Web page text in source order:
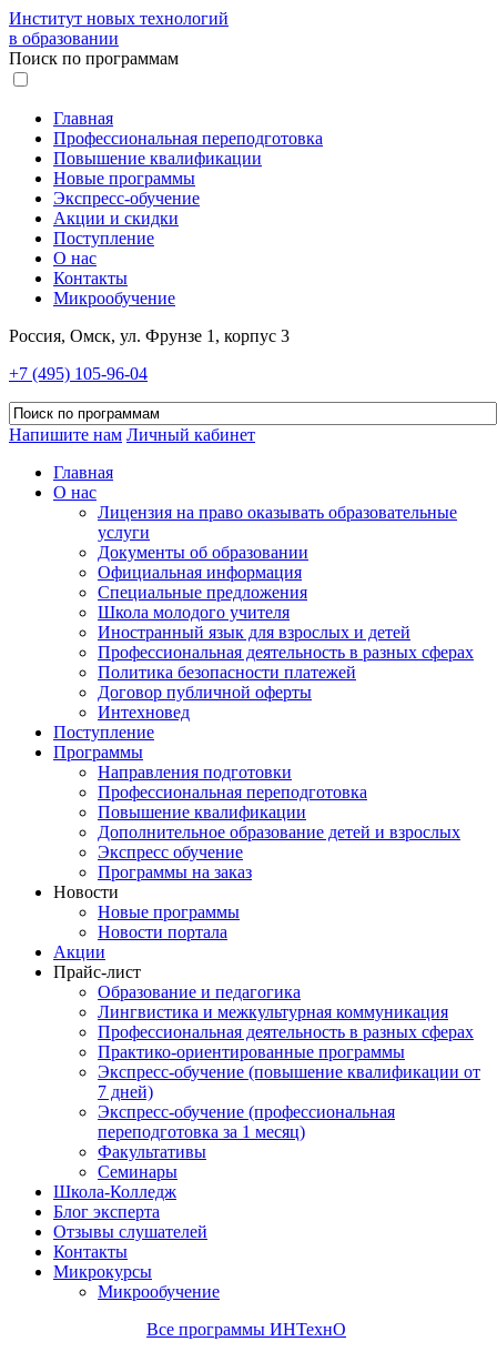
Институт новых технологий
в образовании
Поиск по программам
Главная
Профессиональная переподготовка
Повышение квалификации
Новые программы
Экспресс-обучение
Акции и скидки
Поступление
О нас
Контакты
Микрообучение
Россия, Омск, ул. Фрунзе 1, корпус 3
+7 (495) 105-96-04
Напишите нам Личный кабинет
Главная
О нас
Лицензия на право оказывать образовательные
услуги
Документы об образовании
Официальная информация
Специальные предложения
Школа молодого учителя
Иностранный язык для взрослых и детей
Профессиональная деятельность в разных сферах
Политика безопасности платежей
Договор публичной оферты
Интехновед
Поступление
Программы
Направления подготовки
Профессиональная переподготовка
Повышение квалификации
Дополнительное образование детей и взрослых
Экспресс обучение
Программы на заказ
Новости
Новые программы
Новости портала
Акции
Прайс-лист
Образование и педагогика
Лингвистика и межкультурная коммуникация
Профессиональная деятельность в разных сферах
Практико-ориентированные программы
Экспресс-обучение (повышение квалификации от
7 дней)
Экспресс-обучение (профессиональная
переподготовка за 1 месяц)
Факультативы
Семинары
Школа-Колледж
Блог эксперта
Отзывы слушателей
Контакты
Микрокурсы
Микрообучение
Все программы ИНТехнО